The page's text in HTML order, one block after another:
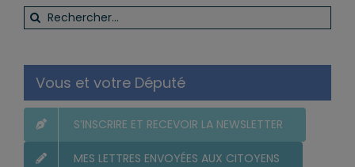
Rechercher:
Vous et votre Député
S’INSCRIRE ET RECEVOIR LA NEWSLETTER
MES LETTRES ENVOYÉES AUX CITOYENS